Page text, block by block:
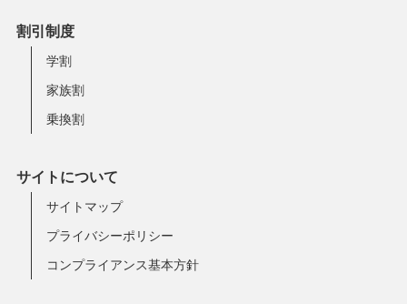
割引制度
学割
家族割
乗換割
サイトについて
サイトマップ
プライバシーポリシー
コンプライアンス基本方針